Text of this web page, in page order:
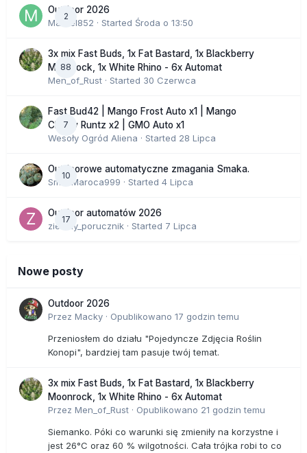
2
Outdoor 2026
Marcel852 · Started Środa o 13:50
88
3x mix Fast Buds, 1x Fat Bastard, 1x Blackberry
Moonrock, 1x White Rhino - 6x Automat
Men_of_Rust · Started 30 Czerwca
7
Fast Bud42 | Mango Frost Auto x1 | Mango
Cherry Runtz x2 | GMO Auto x1
Wesoły Ogród Aliena · Started 28 Lipca
10
Outdoorowe automatyczne zmagania Smaka.
SmakMaroca999 · Started 4 Lipca
17
Outdoor automatów 2026
zielony_porucznik · Started 7 Lipca
Nowe posty
Outdoor 2026
Przez Macky · Opublikowano 17 godzin temu
Przeniosłem do działu "Pojedyncze Zdjęcia Roślin
Konopi", bardziej tam pasuje twój temat.
3x mix Fast Buds, 1x Fat Bastard, 1x Blackberry
Moonrock, 1x White Rhino - 6x Automat
Przez Men_of_Rust · Opublikowano 21 godzin temu
Siemanko. Póki co warunki się zmieniły na korzystne i
jest 26°C oraz 60 % wilgotności. Cała trójka robi to co